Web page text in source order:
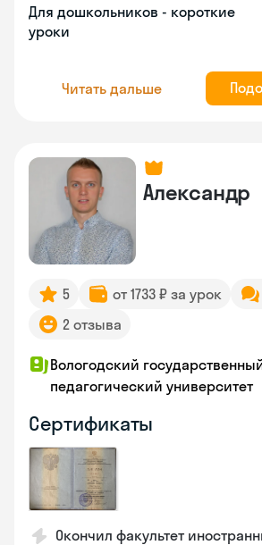
Для дошкольников - короткие
уроки
Читать дальше
Александр
5 от 1733 ₽ за урок
2 отзыва
Вологодский
педагогический университет
Сертификаты
Окончил факультет